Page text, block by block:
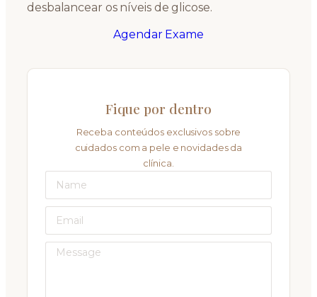
desbalancear os níveis de glicose.
Agendar Exame
Fique por dentro
Receba conteúdos exclusivos sobre
cuidados com a pele e novidades da
clínica.